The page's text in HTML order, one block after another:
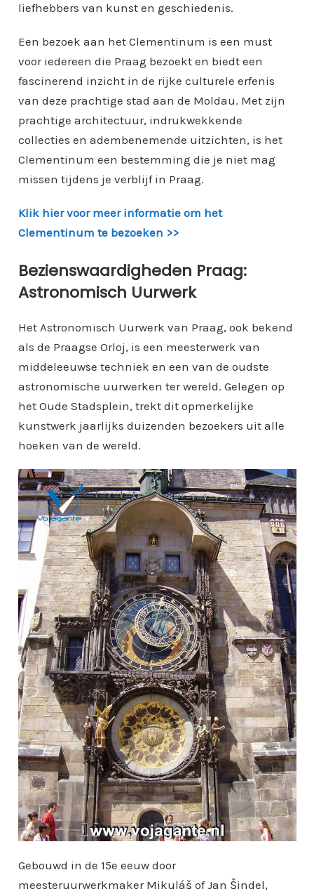
liefhebbers van kunst en geschiedenis.
Een bezoek aan het Clementinum is een must
voor iedereen die Praag bezoekt en biedt een
fascinerend inzicht in de rijke culturele erfenis
van deze prachtige stad aan de Moldau. Met zijn
prachtige architectuur, indrukwekkende
collecties en adembenemende uitzichten, is het
Clementinum een bestemming die je niet mag
missen tijdens je verblijf in Praag.
Klik hier voor meer informatie om het
Clementinum te bezoeken >>
Bezienswaardigheden Praag:
Astronomisch Uurwerk
Het Astronomisch Uurwerk van Praag, ook bekend
als de Praagse Orloj, is een meesterwerk van
middeleeuwse techniek en een van de oudste
astronomische uurwerken ter wereld. Gelegen op
het Oude Stadsplein, trekt dit opmerkelijke
kunstwerk jaarlijks duizenden bezoekers uit alle
hoeken van de wereld.
Gebouwd in de 15e eeuw door
meesteruurwerkmaker Mikuláš of Jan Šindel,